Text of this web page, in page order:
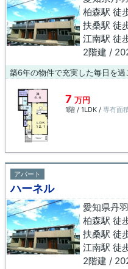
柏森駅 徒
扶桑駅 徒
江南駅 徒
2階建 /
7 万円
1階 / 1LDK / 専有面
アパート
ハーネル
愛知県丹
柏森駅 徒
扶桑駅 徒
江南駅 徒
2階建 /